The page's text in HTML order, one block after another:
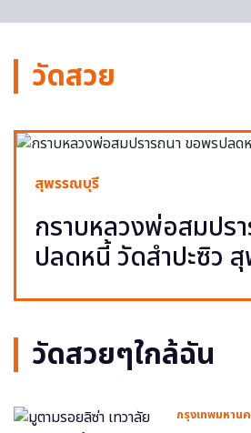
วัดสวย
สุพรรณบุรี
กราบหลวงพ่อสมปร
ปลดหนี้ วัดสำปะซิว
วัดสวยๆใกล้ฉัน
กรุงเทพมหาน